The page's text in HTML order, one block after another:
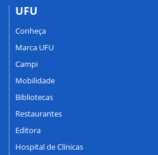
UFU
Conheça
Marca UFU
Campi
Mobilidade
Bibliotecas
Restaurantes
Editora
Hospital de Clínicas